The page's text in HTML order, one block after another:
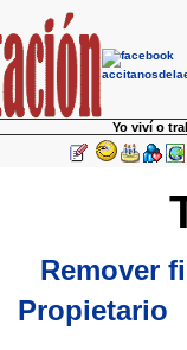
Yo viví o
Remover
Propietario